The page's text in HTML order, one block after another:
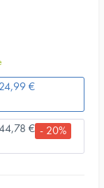
24,99 €
€ - 20%